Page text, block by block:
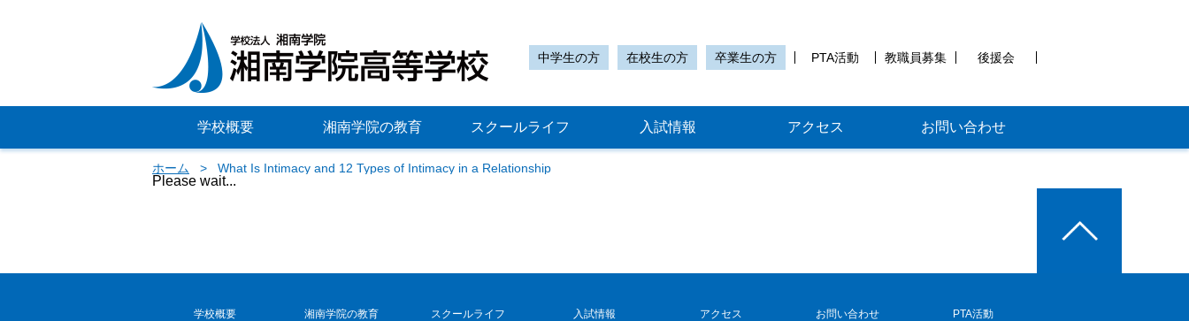
中学生の方 在校生の方 卒業生の方 PTA活動 教職員募集 後援会
学校概要 湘南学院の教育 スクールライフ 入試情報 アクセス お問い合わせ
ホーム What Is Intimacy and 12 Types of Intimacy in a Relationship
Please wait...
学校概要 湘南学院の教育 スクールライフ 入試情報 アクセス お問い合わせ PTA活動